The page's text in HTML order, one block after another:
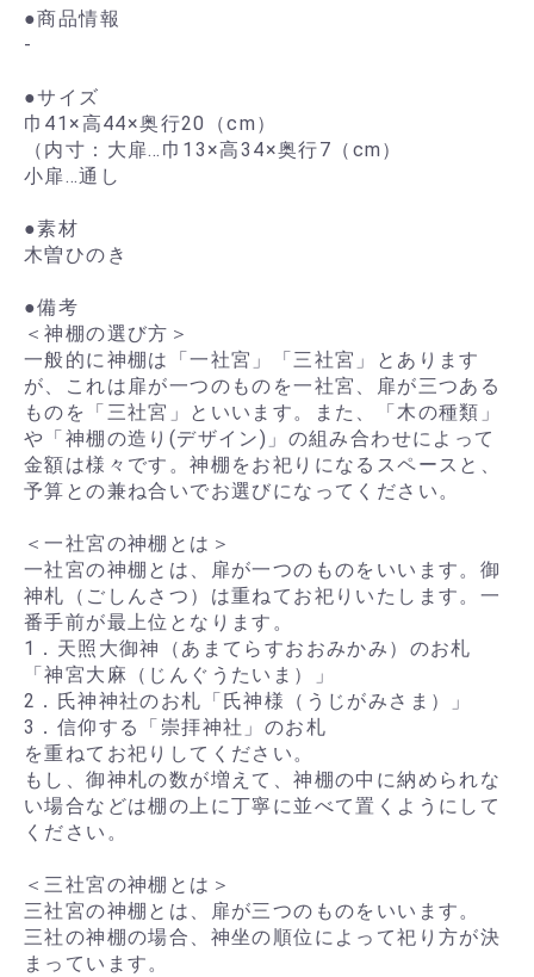
●商品情報
-
●サイズ
巾41×高44×奥行20（cm）
（内寸：大扉…巾13×高34×奥行7（cm）
小扉…通し
●素材
木曽ひのき
●備考
＜神棚の選び方＞
一般的に神棚は「一社宮」「三社宮」とあります
が、これは扉が一つのものを一社宮、扉が三つある
ものを「三社宮」といいます。また、「木の種類」
や「神棚の造り(デザイン)」の組み合わせによって
金額は様々です。神棚をお祀りになるスペースと、
予算との兼ね合いでお選びになってください。
＜一社宮の神棚とは＞
一社宮の神棚とは、扉が一つのものをいいます。御
神札（ごしんさつ）は重ねてお祀りいたします。一
番手前が最上位となります。
1．天照大御神（あまてらすおおみかみ）のお札
「神宮大麻（じんぐうたいま）」
2．氏神神社のお札「氏神様（うじがみさま）」
3．信仰する「崇拝神社」のお札
を重ねてお祀りしてください。
もし、御神札の数が増えて、神棚の中に納められな
い場合などは棚の上に丁寧に並べて置くようにして
ください。
＜三社宮の神棚とは＞
三社宮の神棚とは、扉が三つのものをいいます。
三社の神棚の場合、神坐の順位によって祀り方が決
まっています。